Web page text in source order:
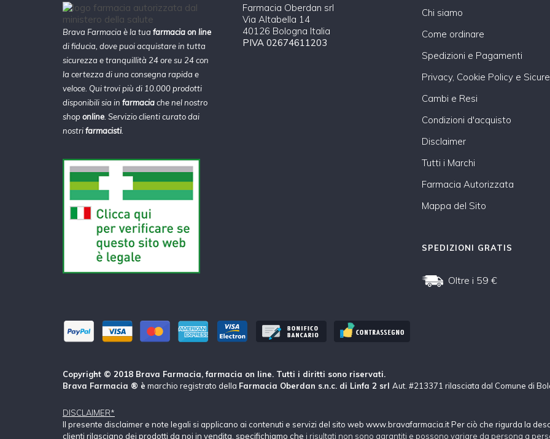
Brava Farmacia è la tua farmacia on line
di fiducia, dove puoi acquistare in tutta
sicurezza e tranquillità 24 ore su 24 con
la certezza di una consegna rapida e
veloce. Qui trovi più di 10.000 prodotti
disponibili sia in farmaciache nel nostro
shoponline . Servizio clienti curato dai
nostrifarmacisti
Farmacia Oberdan srl
Via Altabella 14
40126 Bologna Italia
PIVA 02674611203
Chi siamo
Come ordinare
Spedizioni e Pagamenti
Privacy, Cookie Policy e
Cambi e Resi
Condizioni d'acquisto
Disclaimer
Tutti i Marchi
Farmacia Autorizzata
Mappa del Sito
SPEDIZIONI GRATIS
Oltre i 59 €
Copyright © 2018 Brava Farmacia, farmacia on line. Tutti i diritti sono riservati.
Brava Farmacia ® è marchio registrato della Farmacia Oberdan s.n.c. di Linfa 2 srl Aut. #213371 rilasciata dal Comune di
DISCLAIMER*
Il presente disclaimer e note legali si applicano ai contenuti e servizi del sito web www.bravafarmacia.it Per ciò che rigurda la
clienti rilasciano dei prodotti da noi in vendita, specifichiamo che i risultati non sono garantiti e possono variare da persona a